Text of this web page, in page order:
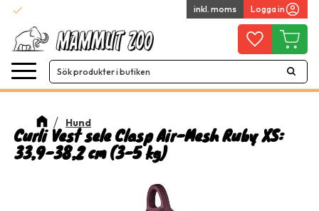
Meny
check inkl. moms Logga in
Favoriter
Hund
Curli Vest sele Clasp Air-Mesh Ruby XS:
33,9-38,2 cm (3-5 kg)